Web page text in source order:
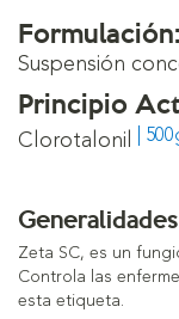
Formulación:
Suspensión
Principio
Clorotalonil |
Generalidades
Zeta SC, es un
Controla las
esta etiqueta.